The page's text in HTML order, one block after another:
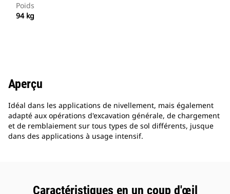
Poids
94 kg
Aperçu
Idéal dans les applications de nivellement, mais également
adapté aux opérations d'excavation générale, de chargement
et de remblaiement sur tous types de sol différents, jusque
dans des applications à usage intensif.
Caractéristiques en un coup d'œil